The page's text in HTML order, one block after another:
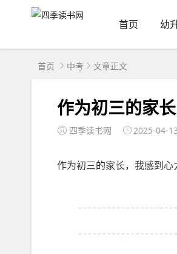
首页 幼
首页 中考 文章正文
作为初三的家
四季读书网 2025-04-
作为初三的家长，我感到心